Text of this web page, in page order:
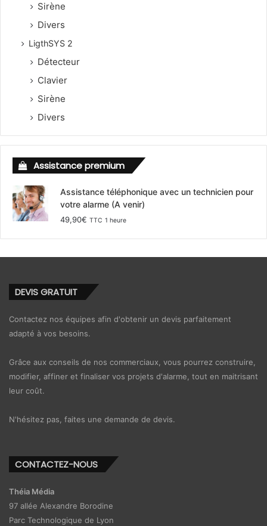
Sirène
Divers
LigthSYS 2
Détecteur
Clavier
Sirène
Divers
Assistance premium
Assistance téléphonique avec un technicien pour
votre alarme (A venir)
49,90€ TTC 1 heure
DEVIS GRATUIT
Contactez nos équipes afin d'obtenir un devis parfaitement
adapté à vos besoins.
Grâce aux conseils de nos commerciaux, vous pourrez construire,
modifier, affiner et finaliser vos projets d'alarme, tout en maitrisant
leur coût.
N'hésitez pas, faites une demande de devis.
CONTACTEZ-NOUS
Théia Média
97 allée Alexandre Borodine
Parc Technologique de Lyon